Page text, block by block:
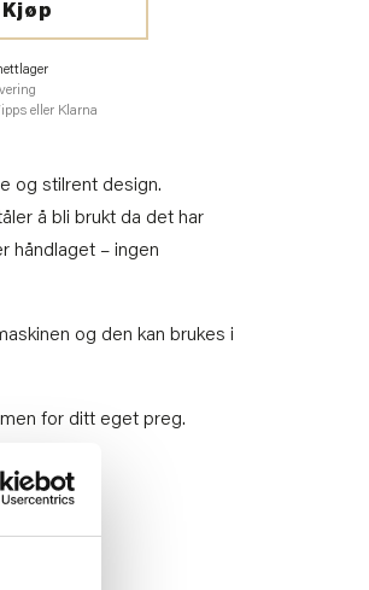
Kjøp
eller Klarna
og stilrent design.
å bli brukt da det har
håndlaget – ingen
og den kan brukes i
for ditt eget preg.
med.